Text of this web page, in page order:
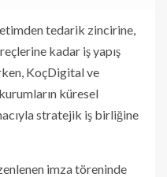
tedarik zincirine,
kadar iş yapış
KoçDigital ve
küresel
stratejik iş birliğine
imza töreninde